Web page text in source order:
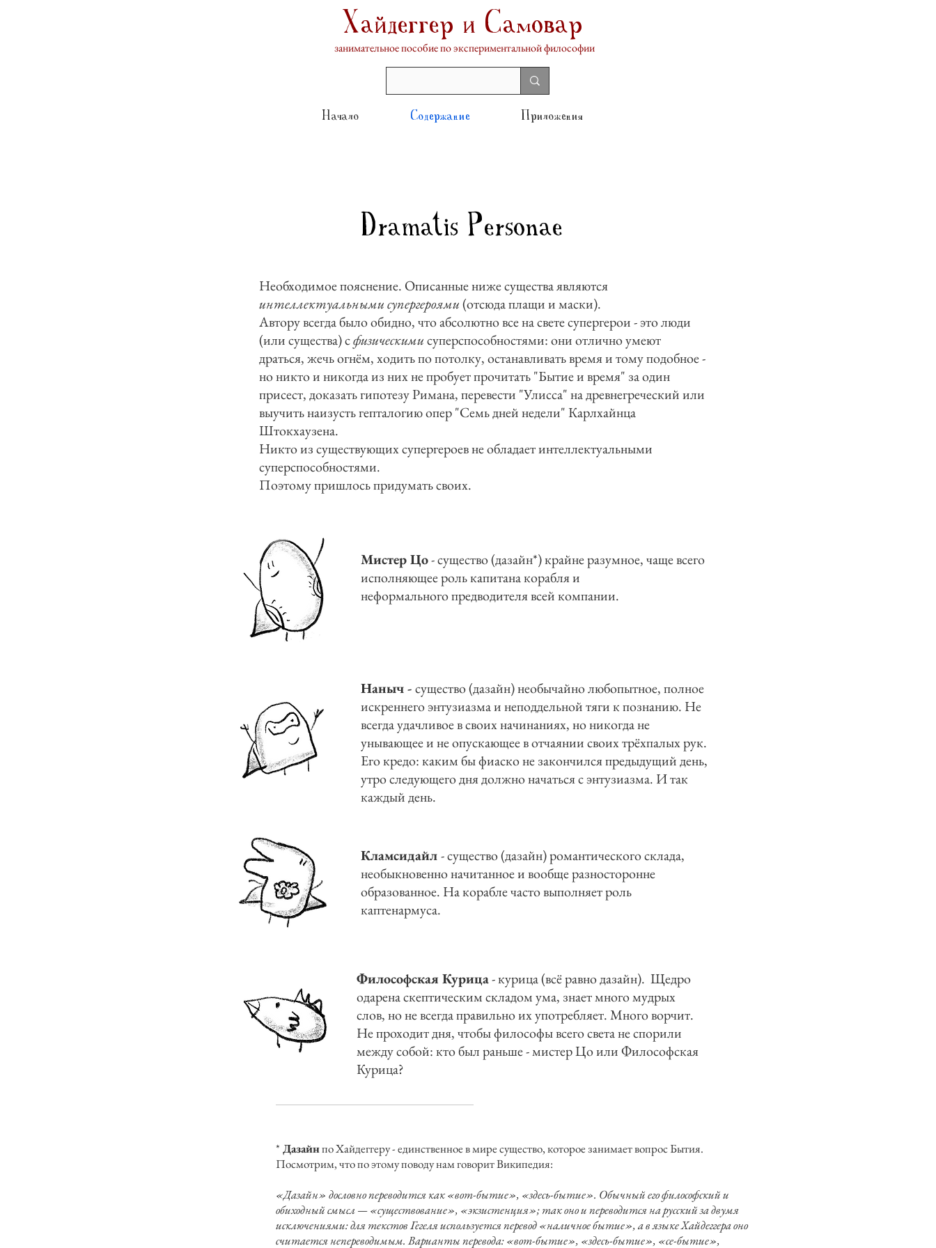
Хайдеггер и Самовар
занимательное пособие по экспериментальной философии
Начало Содержание Приложения
Dramatis Personae
Необходимое пояснение. Описанные ниже существа являются
интеллектуальными супергероями(отсюда плащи и маски).
Автору всегда было обидно, что абсолютно все на свете супергерои - это люди
(или существа) сфизическимисуперспособностями: они отлично умеют
драться, жечь огнём, ходить по потолку, останавливать время и тому подобное -
но никто и никогда из них не пробует прочитать "Бытие и время" за один
присест, доказать гипотезу Римана, перевести "Улисса" на древнегреческий или
выучить наизусть гепталогию опер "Семь дней недели" Карлхайнца
Штокхаузена.
Никто из существующих супергероев не обладает интеллектуальными
суперспособностями.
Поэтому пришлось придумать своих.
Мистер Цо- существо (дазайн*) крайне разумное, чаще всего
исполняющее роль капитана корабля и
неформального предводителя всей компании.
Наныч -существо (дазайн) необычайно любопытное, полное
искреннего энтузиазма и неподдельной тяги к познанию. Не
всегда удачливое в своих начинаниях, но никогда не
унывающее и не опускающее в отчаянии своих трёхпалых рук.
Его кредо: каким бы фиаско не закончился предыдущий день,
утро следующего дня должно начаться с энтузиазма. И так
каждый день.
Кламсидайл- существо (дазайн) романтического склада,
необыкновенно начитанное и вообще разносторонне
образованное. На корабле часто выполняет роль
каптенармуса.
Философская Курица- курица (всё равно дазайн). Щедро
одарена скептическим складом ума, знает много мудрых
слов, но не всегда правильно их употребляет. Много ворчит.
Не проходит дня, чтобы философы всего света не спорили
между собой: кто был раньше - мистер Цо или Философская
Курица?
* Дазайнпо Хайдеггеру - единственное в мире существо, которое занимает вопрос Бытия.
Посмотрим, что по этому поводу нам говорит Википедия:
«Дазайн» дословно переводится как «вот-бытие», «здесь-бытие». Обычный его философский и
обиходный смысл — «существование», «экзистенция»; так оно и переводится на русский за двумя
исключениями: для текстов Гегеля используется перевод «наличное бытие», а в языке Хайдеггера оно
считается непереводимым. Варианты перевода: «вот-бытие», «здесь-бытие», «се-бытие»,